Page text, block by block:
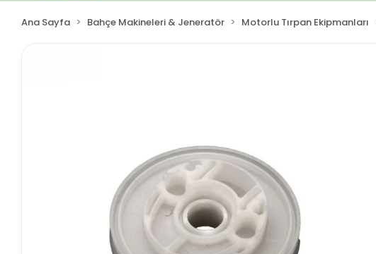
Ana Sayfa Bahçe Makineleri & Jeneratör Motorlu Tırpan Ekipmanları